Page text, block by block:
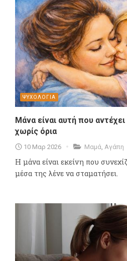
ΨΥΧΟΛΟΓΙΑ
Μάνα είναι αυτή που
χωρίς όρια
10 Μαρ 2026 Μαμά, Αγάπη
Η μάνα είναι εκείνη που
μέσα της λένε να σταματήσει.